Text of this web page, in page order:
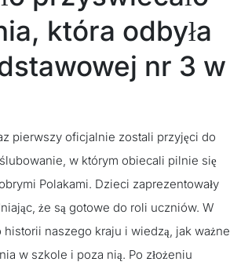
która odbyła
nr 3 w
pierwszy oficjalnie zostali przyjęci do
w którym obiecali pilnie się
Polakami. Dzieci zaprezentowały
że są gotowe do roli uczniów. W
naszego kraju i wiedzą, jak ważne
w szkole i poza nią. Po złożeniu